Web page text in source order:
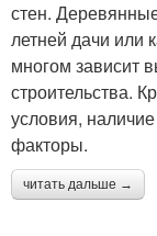
стен.
летней дачи или
многом зависит
строительства.
условия,
факторы.
читать дальше →